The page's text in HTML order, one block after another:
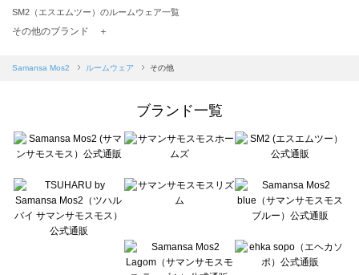
SM2（エスエムツー）のルームウェア一覧
TSUHARU by Samansa Mos2（ツハルバイサマンサモスモス）のルームウェア一覧
Samansa Mos2 blue（サマンサモスモス ブルー）のルームウェア一覧
sō4ū（ソウフォーユー）のルームウェア一覧
Te chichi（テチチ）のルームウェア一覧
Te chichi CLASSIC（テチチ クラシック）のルームウェア一覧
Lugnoncure（ルノンキュール）のルームウェア一覧
BETTY'S BLUE（べティーズブルー）のルームウェア一覧
Wpc.（ワールドパーティー）のルームウェア一覧
その他のブランド ＋
Samansa Mos2 ルームウェア その他
ブランド一覧